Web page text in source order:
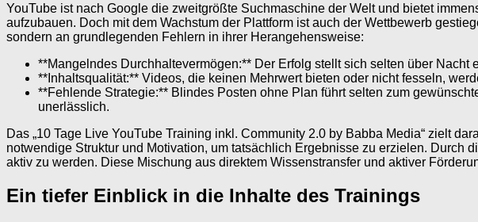
YouTube ist nach Google die zweitgrößte Suchmaschine der Welt und bietet
aufzubauen. Doch mit dem Wachstum der Plattform ist auch der Wettbewerb
sondern an grundlegenden Fehlern in ihrer Herangehensweise:
**Mangelndes Durchhaltevermögen:** Der Erfolg stellt sich selten über
**Inhaltsqualität:** Videos, die keinen Mehrwert bieten oder nicht fesseln,
**Fehlende Strategie:** Blindes Posten ohne Plan führt selten zum
unerlässlich.
Das „10 Tage Live YouTube Training inkl. Community 2.0 by Babba Media“ zielt
notwendige Struktur und Motivation, um tatsächlich Ergebnisse zu erzielen. Durch
aktiv zu werden. Diese Mischung aus direktem Wissenstransfer und aktiver
Ein tiefer Einblick in die Inhalte des Trainings